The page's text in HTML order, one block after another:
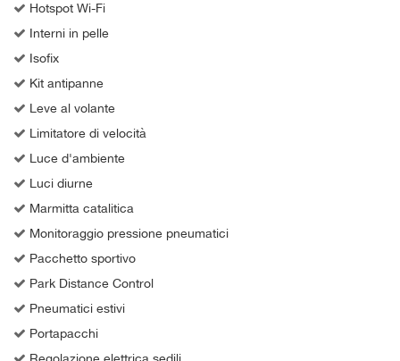
Hotspot Wi-Fi
Interni in pelle
Isofix
Kit antipanne
Leve al volante
Limitatore di velocità
Luce d'ambiente
Luci diurne
Marmitta catalitica
Monitoraggio pressione pneumatici
Pacchetto sportivo
Park Distance Control
Pneumatici estivi
Portapacchi